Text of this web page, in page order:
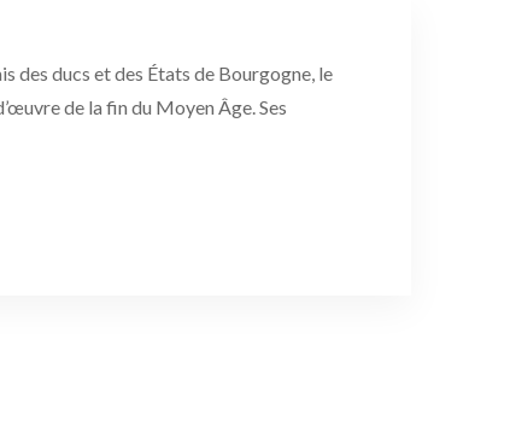
des ducs et des États de Bourgogne, le
de la fin du Moyen Âge. Ses